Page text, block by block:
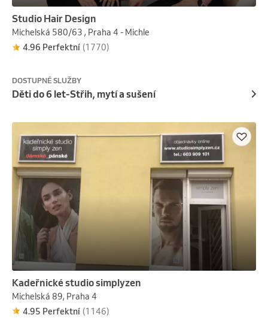
Studio Hair Design
Michelská 580/63 , Praha 4 - Michle
4.96 Perfektní (1770)
DOSTUPNÉ SLUŽBY
Děti do 6 let-Střih, mytí a sušení
Kadeřnické studio simplyzen
Michelská 89, Praha 4
4.95 Perfektní (1146)